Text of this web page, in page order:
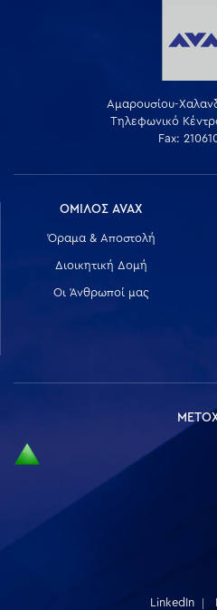
Αμαρουσίου-
Τηλεφωνικό
Fax:
ΟΜΙΛΟΣ AVAX
Όραμα & Αποστολή
Διοικητική Δομή
Οι Άνθρωποί μας
LinkedIn